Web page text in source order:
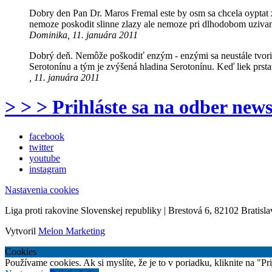
Dobry den Pan Dr. Maros Fremal este by osm sa chcela
nemoze poskodit slinne zlazy ale nemoze pri dlhodobom
Dominika, 11. januára 2011
Dobrý deň. Nemôže poškodiť enzým - enzými sa neustále
Serotonínu a tým je zvýšená hladina Serotonínu. Keď liek
, 11. januára 2011
> > > Prihláste sa na odber
facebook
twitter
youtube
instagram
Nastavenia cookies
Liga proti rakovine Slovenskej republiky | Brestová 6, 82102
Vytvoril Melon Marketing
Cookies
Používame cookies. Ak si myslíte, že je to v poriadku, kliknite na